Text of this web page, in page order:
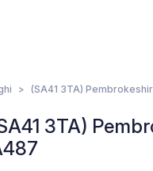
(SA41 3TA)
3TA)